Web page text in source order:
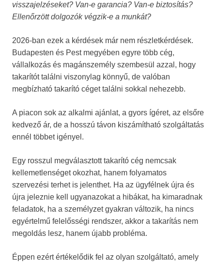
visszajelzéseket? Van-e garancia? Van-e biztosítás?
Ellenőrzött dolgozók végzik-e a munkát?
2026-ban ezek a kérdések már nem részletkérdések.
Budapesten és Pest megyében egyre több cég,
vállalkozás és magánszemély szembesül azzal, hogy
takarítót találni viszonylag könnyű, de valóban
megbízható takarító céget találni sokkal nehezebb.
A piacon sok az alkalmi ajánlat, a gyors ígéret, az elsőre
kedvező ár, de a hosszú távon kiszámítható szolgáltatás
ennél többet igényel.
Egy rosszul megválasztott takarító cég nemcsak
kellemetlenséget okozhat, hanem folyamatos
szervezési terhet is jelenthet. Ha az ügyfélnek újra és
újra jeleznie kell ugyanazokat a hibákat, ha kimaradnak
feladatok, ha a személyzet gyakran változik, ha nincs
egyértelmű felelősségi rendszer, akkor a takarítás nem
megoldás lesz, hanem újabb probléma.
Éppen ezért értékelődik fel az olyan szolgáltató, amely